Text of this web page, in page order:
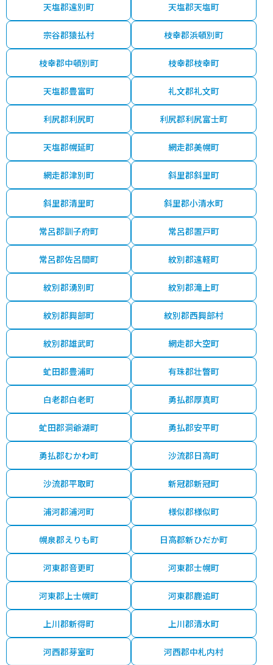
天塩郡遠別町 天塩郡天塩町
宗谷郡猿払村 枝幸郡浜頓別町
枝幸郡中頓別町 枝幸郡枝幸町
天塩郡豊富町 礼文郡礼文町
利尻郡利尻町 利尻郡利尻富士町
天塩郡幌延町 網走郡美幌町
網走郡津別町 斜里郡斜里町
斜里郡清里町 斜里郡小清水町
常呂郡訓子府町 常呂郡置戸町
常呂郡佐呂間町 紋別郡遠軽町
紋別郡湧別町 紋別郡滝上町
紋別郡興部町 紋別郡西興部村
紋別郡雄武町 網走郡大空町
虻田郡豊浦町 有珠郡壮瞥町
白老郡白老町 勇払郡厚真町
虻田郡洞爺湖町 勇払郡安平町
勇払郡むかわ町 沙流郡日高町
沙流郡平取町 新冠郡新冠町
浦河郡浦河町 様似郡様似町
幌泉郡えりも町 日高郡新ひだか町
河東郡音更町 河東郡士幌町
河東郡上士幌町 河東郡鹿追町
上川郡新得町 上川郡清水町
河西郡芽室町 河西郡中札内村